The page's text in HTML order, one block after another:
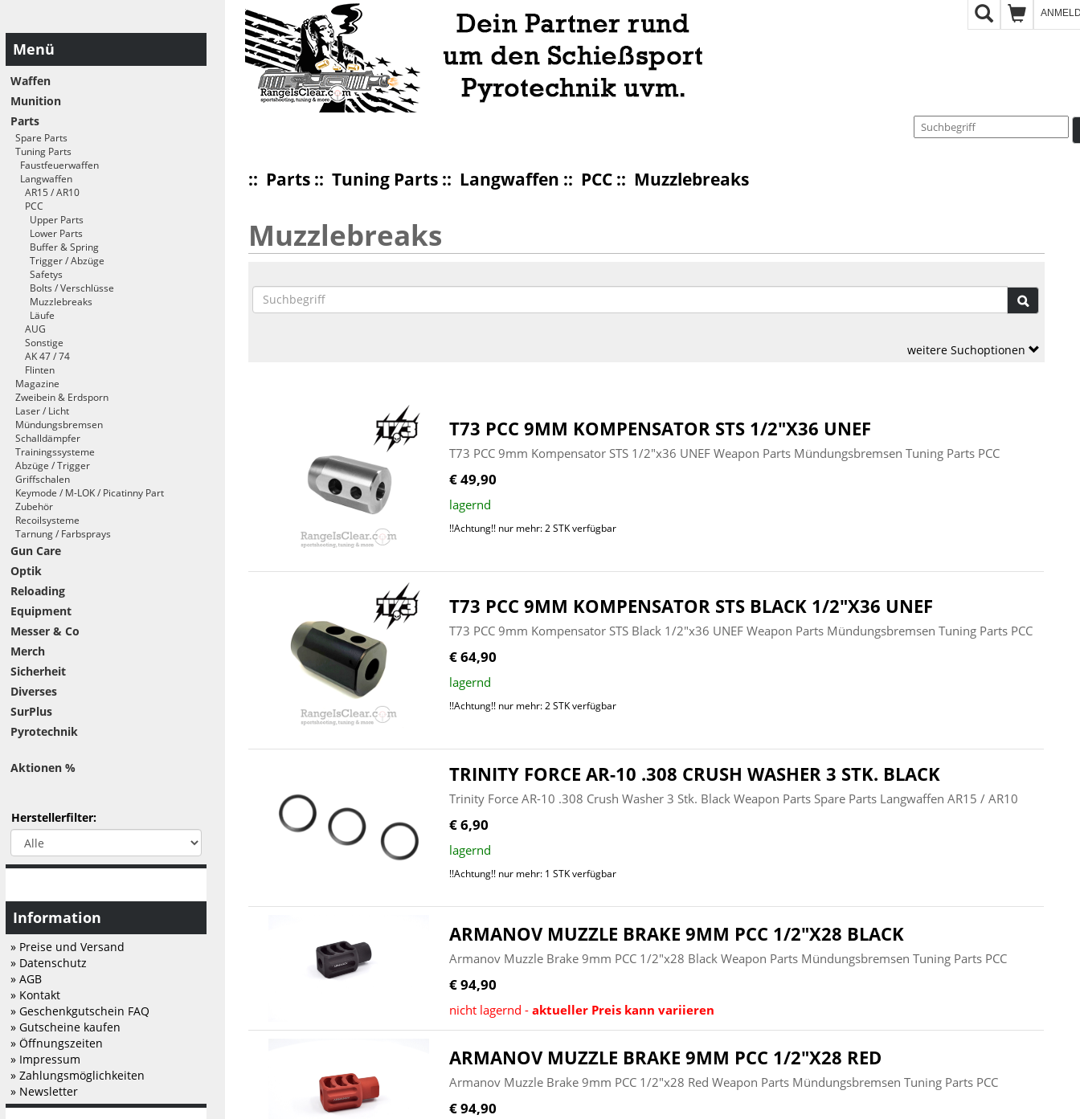
Menü
Waffen
Munition
Parts
Spare Parts
Tuning Parts
Faustfeuerwaffen
Langwaffen
AR15 / AR10
PCC
Upper Parts
Lower Parts
Buffer & Spring
Trigger / Abzüge
Safetys
Bolts / Verschlüsse
Muzzlebreaks
Läufe
AUG
Sonstige
AK 47 / 74
Flinten
Magazine
Zweibein & Erdsporn
Laser / Licht
Mündungsbremsen
Schalldämpfer
Trainingssysteme
Abzüge / Trigger
Griffschalen
Keymode / M-LOK / Picatinny Part
Zubehör
Recoilsysteme
Tarnung / Farbsprays
Gun Care
Optik
Reloading
Equipment
Messer & Co
Merch
Sicherheit
Diverses
SurPlus
Pyrotechnik
Aktionen %
Herstellerfilter:
Information
» Preise und Versand
» Datenschutz
» AGB
» Kontakt
» Geschenkgutschein FAQ
» Gutscheine kaufen
» Öffnungszeiten
» Impressum
» Zahlungsmöglichkeiten
» Newsletter
:: Parts:: Tuning Parts:: Langwaffen :: PCC:: Muzzlebreaks
Muzzlebreaks
weitere Suchoptionen
T73 PCC 9MM KOMPENSATOR STS 1/2"X36 UNEF
T73 PCC 9mm Kompensator STS 1/2"x36 UNEF Weapon Parts Mündungsbremsen Tuning Parts PCC
€ 49,90
lagernd
!!Achtung!! nur mehr: 2 STK verfügbar
T73 PCC 9MM KOMPENSATOR STS BLACK 1/2"X36 UNEF
T73 PCC 9mm Kompensator STS Black 1/2"x36 UNEF Weapon Parts Mündungsbremsen Tuning Parts PCC
€ 64,90
lagernd
!!Achtung!! nur mehr: 2 STK verfügbar
TRINITY FORCE AR-10 .308 CRUSH WASHER 3 STK. BLACK
Trinity Force AR-10 .308 Crush Washer 3 Stk. Black Weapon Parts Spare Parts Langwaffen AR15 / AR10
€ 6,90
lagernd
!!Achtung!! nur mehr: 1 STK verfügbar
ARMANOV MUZZLE BRAKE 9MM PCC 1/2"X28 BLACK
Armanov Muzzle Brake 9mm PCC 1/2"x28 Black Weapon Parts Mündungsbremsen Tuning Parts PCC
€ 94,90
nicht lagernd - aktueller Preis kann variieren
ARMANOV MUZZLE BRAKE 9MM PCC 1/2"X28 RED
Armanov Muzzle Brake 9mm PCC 1/2"x28 Red Weapon Parts Mündungsbremsen Tuning Parts PCC
€ 94,90